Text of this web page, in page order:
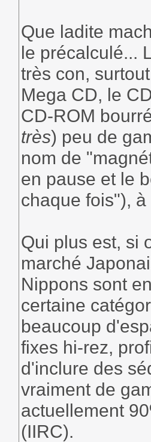
Que ladite
le précalculé...
très con,
Mega CD, le
CD-ROM
très) peu de
nom de
en pause et le
chaque fois"),
Qui plus est, si
marché
Nippons sont
certaine
beaucoup
fixes hi-rez,
d'inclure des
vraiment de
actuellement
(IIRC).